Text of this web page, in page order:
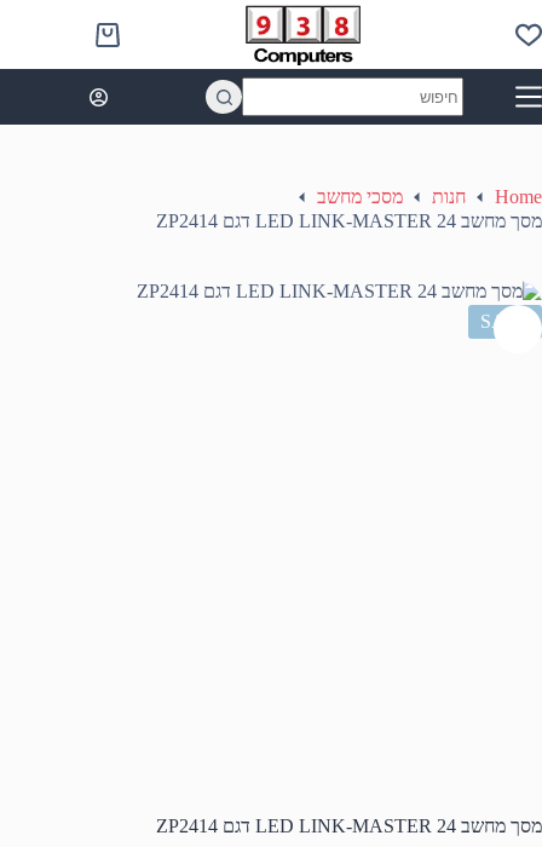
to
content
Shopping
cart
results
Home חנות
מסכי מחשב
מסך מחשב 24 LED LINK-MASTER דגם ZP2414
SALE
מסך מחשב 24 LED LINK-MASTER דגם ZP2414